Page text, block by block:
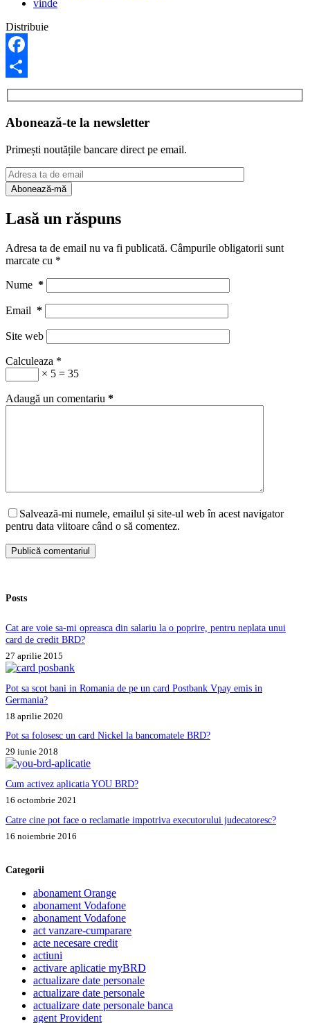
vinde
Distribuie
Facebook
Partajează
Abonează-te la newsletter
Primești noutățile bancare direct pe email.
Lasă un răspuns
Adresa ta de email nu va fi publicată. Câmpurile obligatorii sunt
marcate cu *
Nume *
Email *
Site web
Calculeaza *
× 5 = 35
Adaugă un comentariu *
Salvează-mi numele, emailul și site-ul web în acest navigator
pentru data viitoare când o să comentez.
Publică comentariul
Posts
Cat are voie sa-mi opreasca din salariu la o poprire, pentru neplata unui
card de credit BRD?
27 aprilie 2015
Pot sa scot bani in Romania de pe un card Postbank Vpay emis in
Germania?
18 aprilie 2020
Pot sa folosesc un card Nickel la bancomatele BRD?
29 iunie 2018
Cum activez aplicatia YOU BRD?
16 octombrie 2021
Catre cine pot face o reclamatie impotriva executorului judecatoresc?
16 noiembrie 2016
Categorii
abonament Orange
abonament Vodafone
abonament Vodafone
act vanzare-cumparare
acte necesare credit
actiuni
activare aplicatie myBRD
actualizare date personale
actualizare date personale
actualizare date personale banca
agent Provident